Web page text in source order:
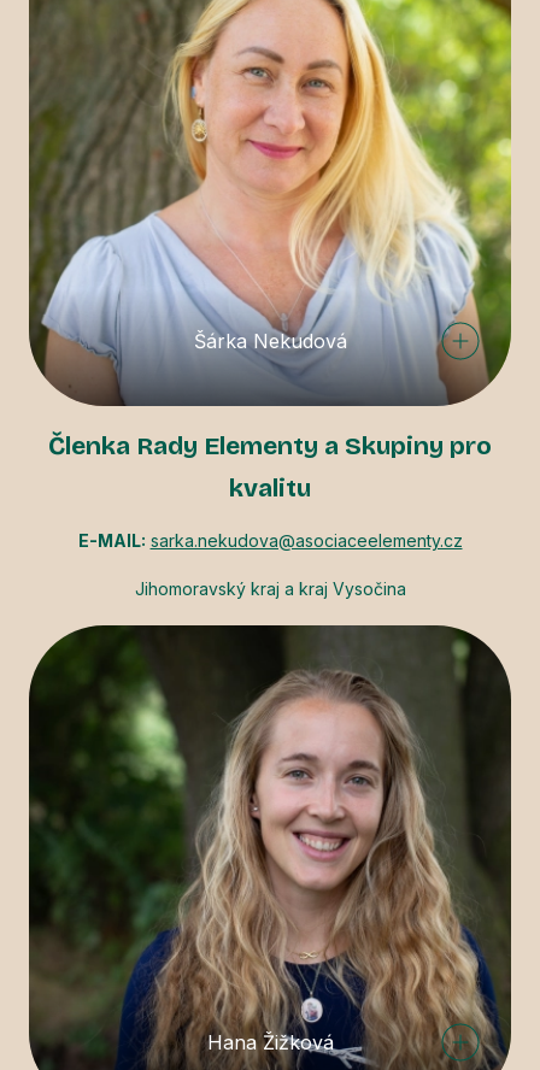
Šárka Nekudová
Členka Rady Elementy a Skupiny pro
kvalitu
E-MAIL: sarka.nekudova@asociaceelementy.cz
Jihomoravský kraj a kraj Vysočina
Hana Žižková